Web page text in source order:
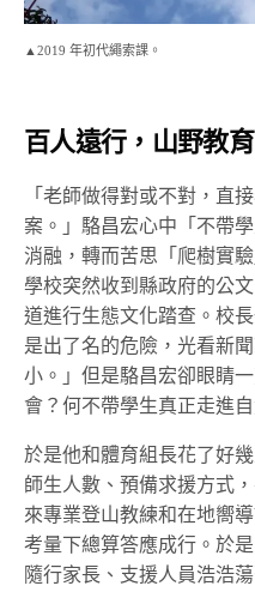
▲2019 年初代繩索課。
百人遠行，山野教
「老師做得對或不對，直
案。 」 駱昌宏心中「不帶
消融，轉而苦思「爬樹實
學校突然收到縣政府的公
道進行生態文化踏查。校
是出了名的危險，光看新
小。」但是駱昌宏卻眼睛
會？何不帶學生真正走進自
於是他和體育組長花了好
師生人數、預備求援方式
來專業登山教練和在地嚮
考量下總算答應成行 。於
隨行家長、支援人員浩浩